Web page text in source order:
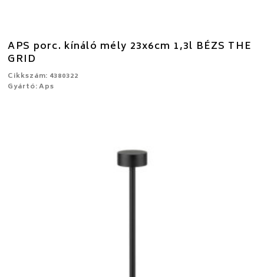
APS porc. kínáló mély 23x6cm 1,3l BÉZS THE
GRID
Cikkszám: 4380322
Gyártó: Aps